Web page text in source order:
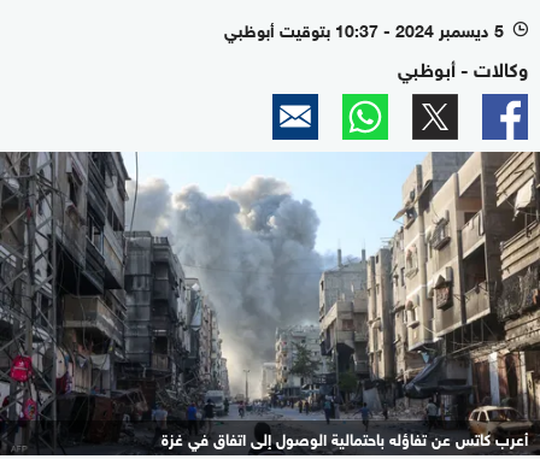
l 5 ديسمبر 2024 - 10:37 بتوقيت أبوظبي
وكالات - أبوظبي
أعرب كاتس عن تفاؤله باحتمالية الوصول إلى اتفاق في غزة